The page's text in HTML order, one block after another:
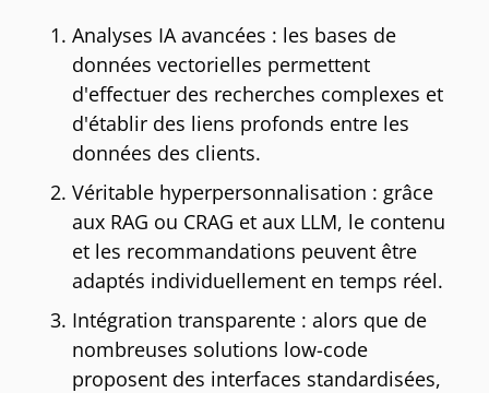
Analyses IA avancées : les bases de
données vectorielles permettent
d'effectuer des recherches complexes et
d'établir des liens profonds entre les
données des clients.
Véritable hyperpersonnalisation : grâce
aux RAG ou CRAG et aux LLM, le contenu
et les recommandations peuvent être
adaptés individuellement en temps réel.
Intégration transparente : alors que de
nombreuses solutions low-code
proposent des interfaces standardisées,